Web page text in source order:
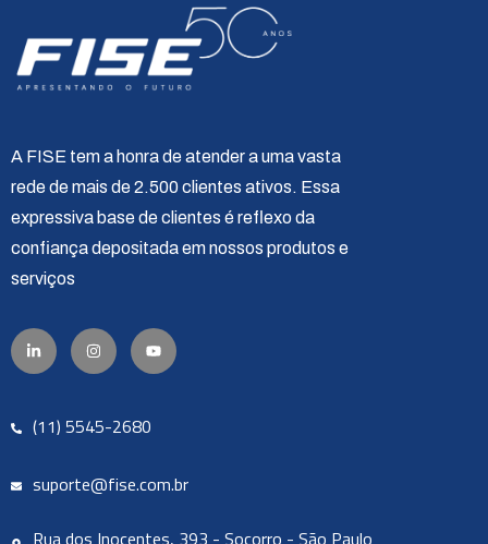
A FISE tem a honra de atender a uma vasta
rede de mais de 2.500 clientes ativos. Essa
expressiva base de clientes é reflexo da
confiança depositada em nossos produtos e
serviços
(11) 5545-2680
suporte@fise.com.br
Rua dos Inocentes, 393 - Socorro - São Paulo